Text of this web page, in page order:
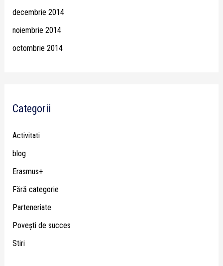
decembrie 2014
noiembrie 2014
octombrie 2014
Categorii
Activitati
blog
Erasmus+
Fără categorie
Parteneriate
Poveşti de succes
Stiri